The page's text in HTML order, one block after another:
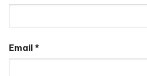
Email*